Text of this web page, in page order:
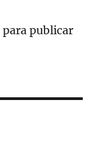
para publicar